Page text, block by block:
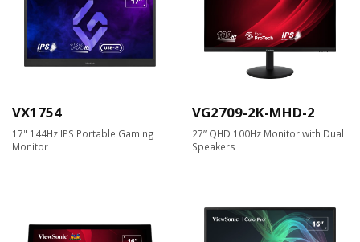
VX1754
17" 144Hz IPS Portable Gaming
Monitor
VG2709-2K-MHD-2
27” QHD 100Hz Monitor with Dual
Speakers